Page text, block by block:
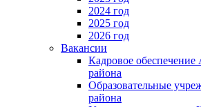
2024 год
2025 год
2026 год
Вакансии
Кадровое
района
Образовательные
района